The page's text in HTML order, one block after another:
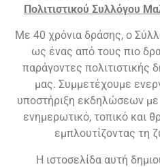
Πολιτιστικού Συλλόγου
Με 40 χρόνια δράσης, ο
ως ένας από τους πιο
παράγοντες πολιτιστικής
μας. Συμμετέχουμε
υποστήριξη εκδηλώσεων με
ενημερωτικό, τοπικό και
εμπλουτίζοντας τη
Η ιστοσελίδα αυτή